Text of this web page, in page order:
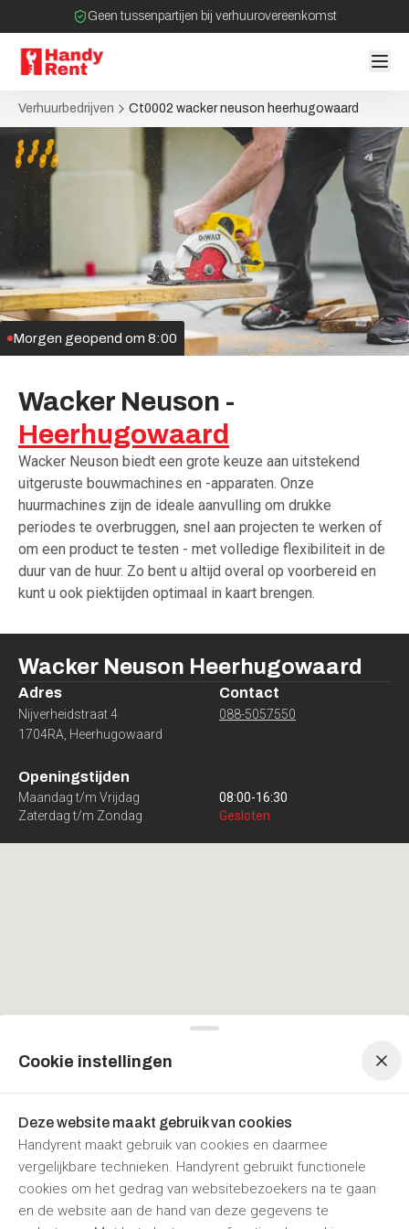
Geen tussenpartijen bij verhuurovereenkomst
Verhuurbedrijven Ct0002 wacker neuson heerhugowaard
Wacker Neuson -
Heerhugowaard
Wacker Neuson biedt een grote keuze aan uitstekend
uitgeruste bouwmachines en -apparaten. Onze
huurmachines zijn de ideale aanvulling om drukke
periodes te overbruggen, snel aan projecten te werken of
om een product te testen - met volledige flexibiliteit in de
duur van de huur. Zo bent u altijd overal op voorbereid en
kunt u ook piektijden optimaal in kaart brengen.
Morgen geopend om 8:00
Wacker Neuson Heerhugowaard
Adres
Nijverheidstraat 4
1704RA Heerhugowaard
Contact
088-5057550
Openingstijden
Maandag t/m Vrijdag 08:00-16:30
Zaterdag t/m Zondag
Gesloten
Cookie instellingen
Deze website maakt gebruik van cookies
Handyrent maakt gebruik van cookies en daarmee
vergelijkbare technieken. Handyrent gebruikt functionele
cookies om het gedrag van websitebezoekers na te gaan
en de website aan de hand van deze gegevens te